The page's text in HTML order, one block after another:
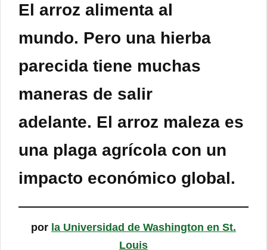
El arroz alimenta al
mundo. Pero una hierba
parecida tiene muchas
maneras de salir
adelante. El arroz maleza es
una plaga agrícola con un
impacto económico global.
por la Universidad de Washington en St.
Louis